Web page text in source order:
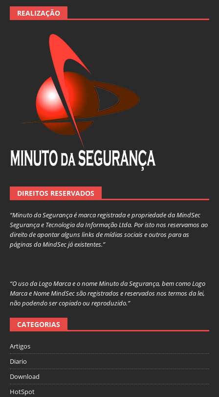
REALIZAÇÃO
DIREITOS RESERVADOS
“Minuto da Segurança é marca registrada e propriedade da MindSec
Segurança e Tecnologia da Informação Ltda. Por isto nos reservamos ao
direito de apontar alguns links de mídias sociais e outros para as
páginas da MindSec já existentes.”
“O uso da Logo Marca e o nome Minuto da Segurança, bem como Logo
Marca e Nome MindSec são registrados e reservados nos termos da lei,
não podendo ser copiado ou reproduzido.”
CATEGORIAS
Artigos
Diario
Download
HotSpot